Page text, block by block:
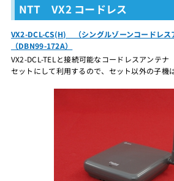
NTT VX2 コードレス
VX2-DCL-CS(H) （シングルゾーンコードレス
（DBN99-172A）
VX2-DCL-TELと接続可能なコードレスアンテ
セットにして利用するので、セット以外の子機